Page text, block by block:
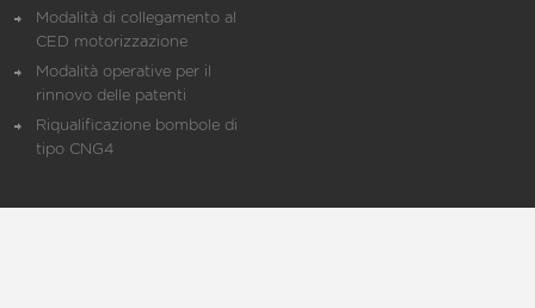
Modalità di collegamento al
CED motorizzazione
Modalità operative per il
rinnovo delle patenti
Riqualificazione bombole di
tipo CNG4